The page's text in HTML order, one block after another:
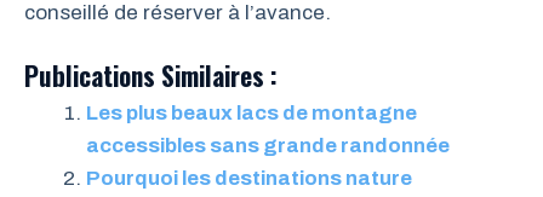
conseillé de réserver à l’avance.
Publications Similaires :
Les plus beaux lacs de montagne
accessibles sans grande randonnée
Pourquoi les destinations nature